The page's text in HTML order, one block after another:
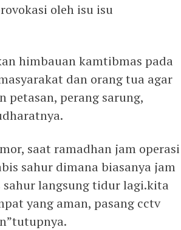
oleh isu isu
himbauan kamtibmas pada
dan orang tua agar
petasan, perang sarung,
saat ramadhan jam operasi
sahur dimana biasanya jam
sahur langsung tidur lagi.kita
yang aman, pasang cctv